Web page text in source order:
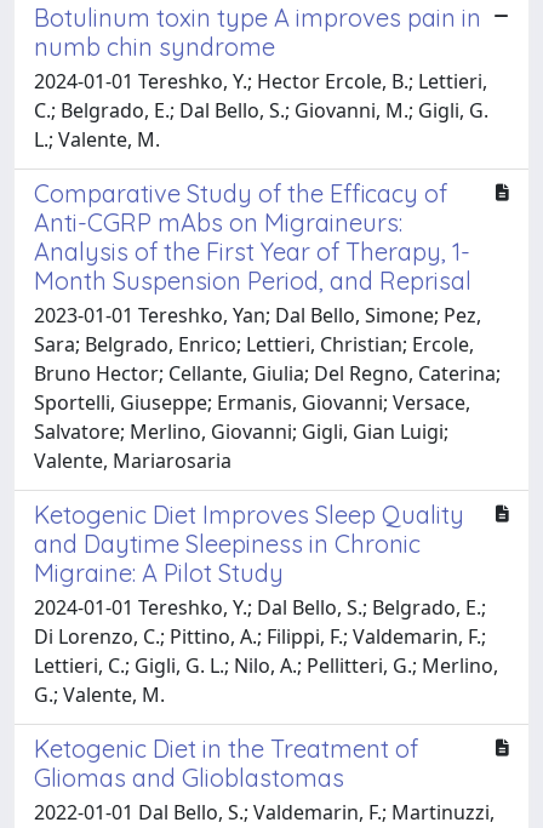
Botulinum toxin type A improves pain in
numb chin syndrome
2024-01-01 Tereshko, Y.; Hector Ercole, B.; Lettieri,
C.; Belgrado, E.; Dal Bello, S.; Giovanni, M.; Gigli, G.
L.; Valente, M.
Comparative Study of the Efficacy of
Anti-CGRP mAbs on Migraineurs:
Analysis of the First Year of Therapy, 1-
Month Suspension Period, and Reprisal
2023-01-01 Tereshko, Yan; Dal Bello, Simone; Pez,
Sara; Belgrado, Enrico; Lettieri, Christian; Ercole,
Bruno Hector; Cellante, Giulia; Del Regno, Caterina;
Sportelli, Giuseppe; Ermanis, Giovanni; Versace,
Salvatore; Merlino, Giovanni; Gigli, Gian Luigi;
Valente, Mariarosaria
Ketogenic Diet Improves Sleep Quality
and Daytime Sleepiness in Chronic
Migraine: A Pilot Study
2024-01-01 Tereshko, Y.; Dal Bello, S.; Belgrado, E.;
Di Lorenzo, C.; Pittino, A.; Filippi, F.; Valdemarin, F.;
Lettieri, C.; Gigli, G. L.; Nilo, A.; Pellitteri, G.; Merlino,
G.; Valente, M.
Ketogenic Diet in the Treatment of
Gliomas and Glioblastomas
2022-01-01 Dal Bello, S.; Valdemarin, F.; Martinuzzi,